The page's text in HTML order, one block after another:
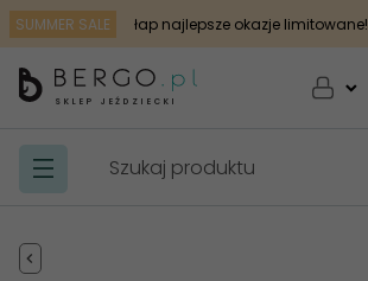
SUMMER SALE łap najlepsze okazje limitowane!
SKLEP JEŹDZIECKI